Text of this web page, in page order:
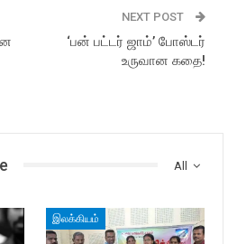
NEXT POST
‘பன் பட்டர் ஜாம்’ போஸ்டர்
உருவான கதை!
All
இலக்கியம்